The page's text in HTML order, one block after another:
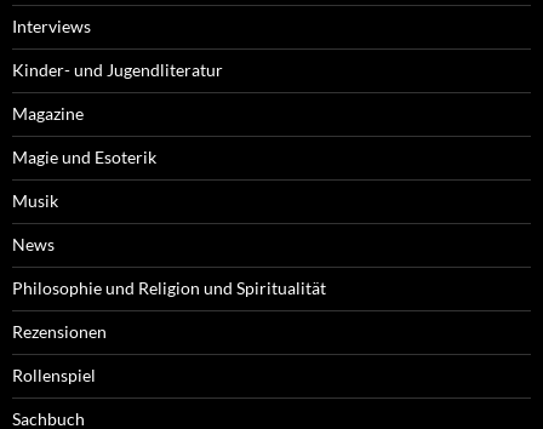
Interviews
Kinder- und Jugendliteratur
Magazine
Magie und Esoterik
Musik
News
Philosophie und Religion und Spiritualität
Rezensionen
Rollenspiel
Sachbuch